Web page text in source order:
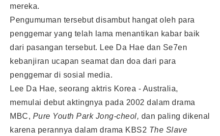
mereka.
Pengumuman tersebut disambut hangat oleh para
penggemar yang telah lama menantikan kabar baik
dari pasangan tersebut. Lee Da Hae dan Se7en
kebanjiran ucapan seamat dan doa dari para
penggemar di sosial media.
Lee Da Hae, seorang aktris Korea - Australia,
memulai debut aktingnya pada 2002 dalam drama
MBC, Pure Youth Park Jong-cheol, dan paling dikenal
karena perannya dalam drama KBS2 The Slave